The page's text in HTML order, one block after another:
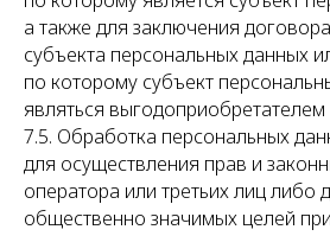
а также для заключения
субъекта персональных данных
по которому субъект
являться
7.5. Обработка персональных
для осуществления прав и
оператора или третьих лиц либо
общественно значимых целей